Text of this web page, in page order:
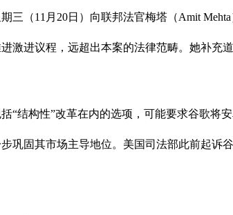
（11月20日）向联邦法官梅塔（Amit
激进议程，远超出本案的法律范畴。她补
结构性”改革在内的选项，可能要求谷歌将
巩固其市场主导地位。美国司法部此前起诉